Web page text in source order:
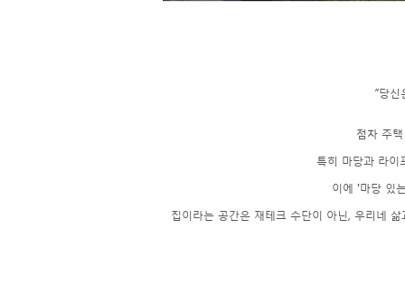
“당
점차 주
특히 마당과 라이
이에 '마당 있
집이라는 공간은 재테크 수단이 아닌, 우리네